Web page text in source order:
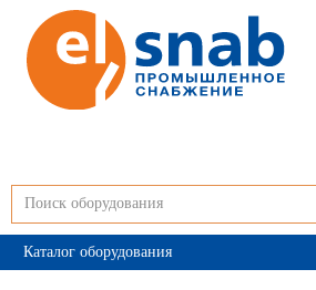
Каталог оборудования